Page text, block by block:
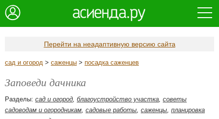
Перейти на неадаптивную версию сайта
сад и огород > саженцы > посадка саженцев
Заповеди дачника
Разделы: сад и огород, благоустройство участка, советы
садоводам и огородникам, садовые работы, саженцы, планировка